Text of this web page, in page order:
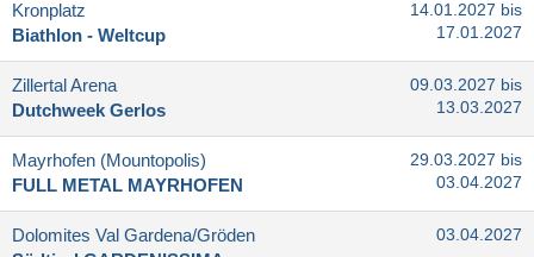
Kronplatz
Biathlon - Weltcup
14.01.2027 bis
17.01.2027
Zillertal Arena
Dutchweek Gerlos
09.03.2027 bis
13.03.2027
Mayrhofen (Mountopolis)
FULL METAL MAYRHOFEN
29.03.2027 bis
03.04.2027
Dolomites Val Gardena/​Gröden
03.04.2027